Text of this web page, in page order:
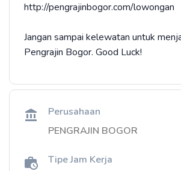
http://pengrajinbogor.com/lowongan
Jangan sampai kelewatan untuk
Pengrajin Bogor. Good Luck!
Perusahaan
PENGRAJIN BOGOR
Tipe Jam Kerja